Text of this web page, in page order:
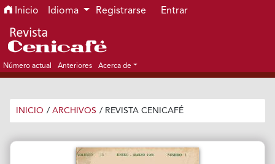
Ir al menú de navegación principal
Ir al contenido principal
Ir al pie de página del sitio
Inicio Idioma Registrarse Entrar
Número actual Anteriores Acerca de
INICIO / ARCHIVOS / REVISTA CENICAFÉ